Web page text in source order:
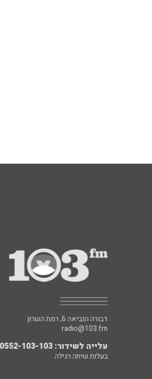
דבורה הנביאה 6, רמת השרון
radio@103.fm
עלייה לשידור: 0552-103-103
בעלות שיחה רגילה